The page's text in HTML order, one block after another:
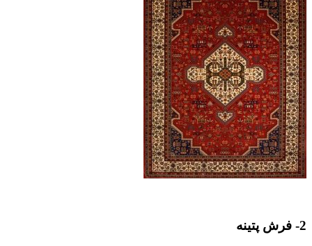
2- فرش پتینه